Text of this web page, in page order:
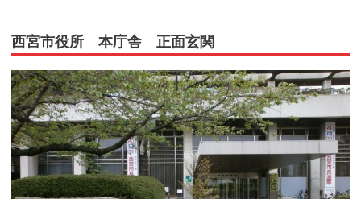
西宮市役所 本庁舎 正面玄関